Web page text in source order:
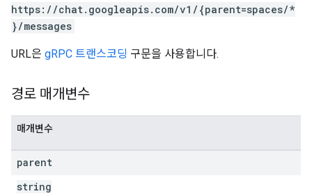
https://chat.googleapis.com/v1/{parent=spaces/*
}/messages
URL은 gRPC 트랜스코딩 구문을 사용합니다.
경로 매개변수
매개변수
parent
string